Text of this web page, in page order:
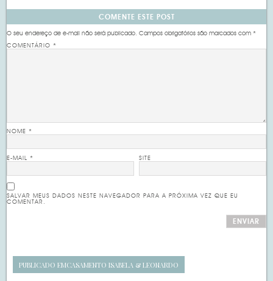
COMENTE ESTE POST
O seu endereço de e-mail não será publicado. Campos obrigatórios são marcados com*
COMENTÁRIO*
NOME*
E-MAIL* SITE
SALVAR MEUS DADOS NESTE NAVEGADOR PARA A PRÓXIMA VEZ QUE EU
COMENTAR.
PUBLICADO EMCASAMENTO ISABELA & LEONARDO